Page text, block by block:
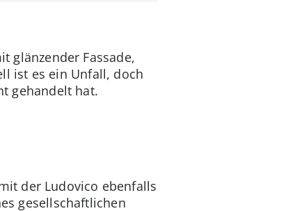
glänzender Fassade,
ist es ein Unfall, doch
gehandelt hat.
der Ludovico ebenfalls
gesellschaftlichen